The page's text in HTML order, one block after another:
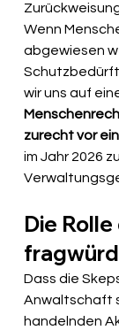
Wenn
abgewiesen
wir uns auf
zurecht vor
im Jahr 2026
Die
Dass die
Anwaltschaft
handelnden